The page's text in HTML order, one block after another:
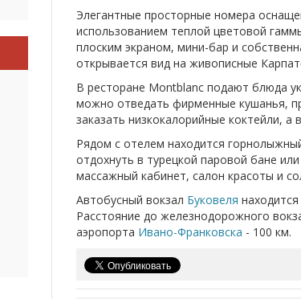
Элегантные просторные номера
использованием теплой цветовой
плоским экраном, мини-бар и
открывается вид на живописные
В ресторане Montblanc подают блюда
можно отведать фирменные кушанья,
заказать низкокалорийные коктейли, а
Рядом с отелем находится
отдохнуть в турецкой паровой бане
массажный кабинет, салон красоты и
Автобусный вокзал Буковеля
Расстояние до железнодорожного
аэропорта Ивано-Франковска - 100 км.